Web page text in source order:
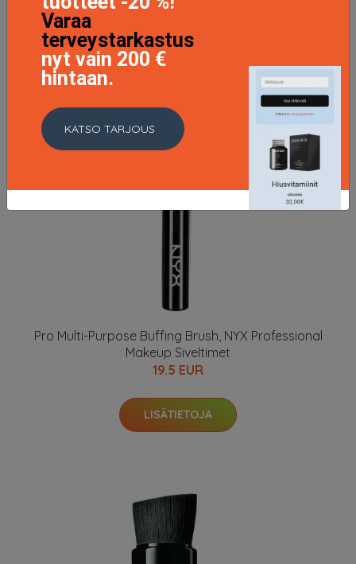
Pro Multi-Purpose Buffing Brush, NYX Professional
Makeup Siveltimet
19.5 EUR
LISÄTIETOJA
Varaa
terveystarkastus
nyt vain 200 €
hintaan.
KATSO TARJOUS